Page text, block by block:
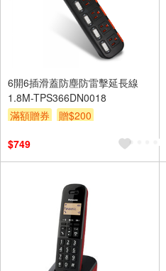
6開6插滑蓋防塵防雷擊延長線
1.8M-TPS366DN0018
滿額贈券
贈$200
$749